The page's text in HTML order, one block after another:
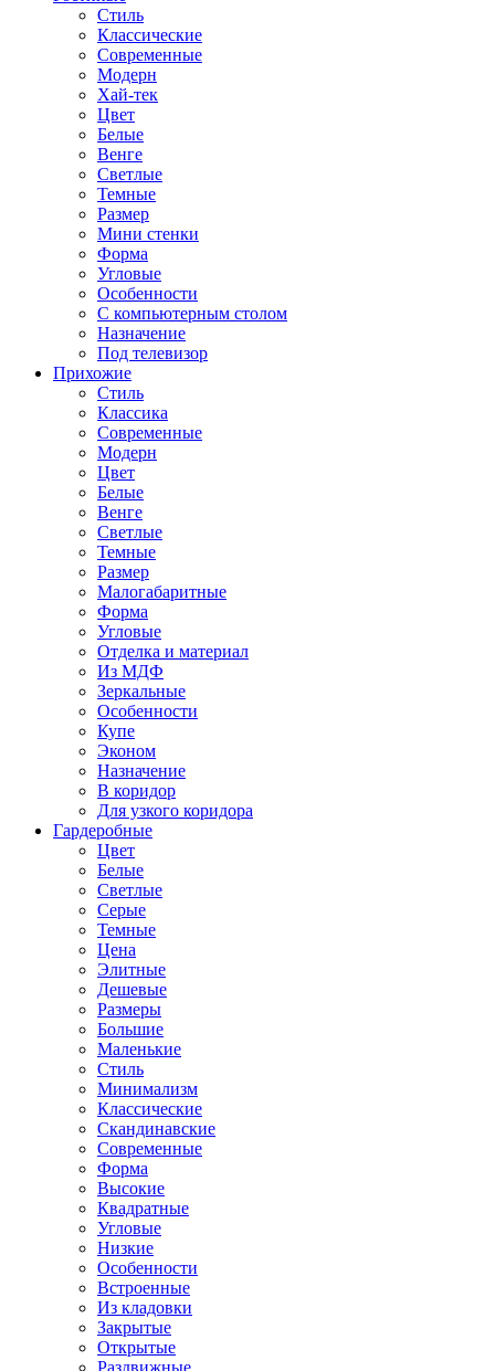
Стиль
Классические
Современные
Модерн
Хай-тек
Цвет
Белые
Венге
Светлые
Темные
Размер
Мини стенки
Форма
Угловые
Особенности
С компьютерным столом
Назначение
Под телевизор
Прихожие
Стиль
Классика
Современные
Модерн
Цвет
Белые
Венге
Светлые
Темные
Размер
Малогабаритные
Форма
Угловые
Отделка и материал
Из МДФ
Зеркальные
Особенности
Купе
Эконом
Назначение
В коридор
Для узкого коридора
Гардеробные
Цвет
Белые
Светлые
Серые
Темные
Цена
Элитные
Дешевые
Размеры
Большие
Маленькие
Стиль
Минимализм
Классические
Скандинавские
Современные
Форма
Высокие
Квадратные
Угловые
Низкие
Особенности
Встроенные
Из кладовки
Закрытые
Открытые
Раздвижные